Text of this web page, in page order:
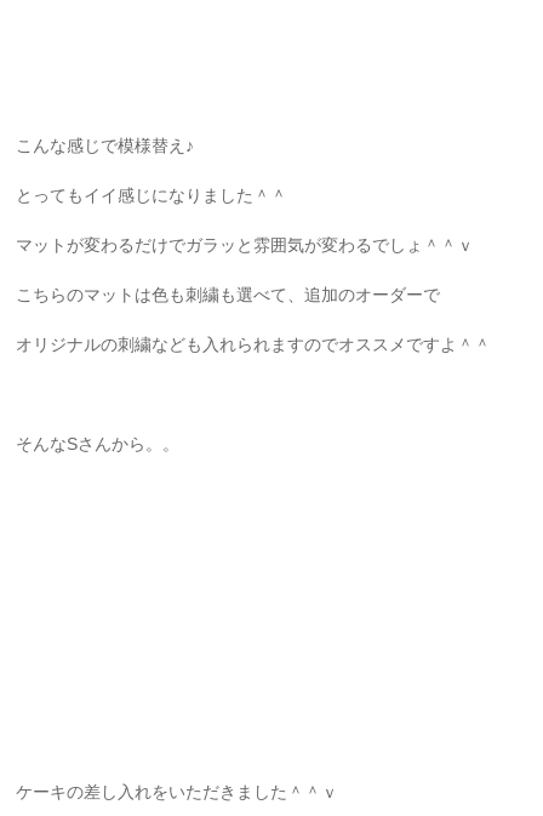
こんな感じで模様替え♪
とってもイイ感じになりました＾＾
マットが変わるだけでガラッと雰囲気が変わるでしょ＾＾ｖ
こちらのマットは色も刺繍も選べて、追加のオーダーで
オリジナルの刺繍なども入れられますのでオススメですよ＾＾
そんなSさんから。。
ケーキの差し入れをいただきました＾＾ｖ